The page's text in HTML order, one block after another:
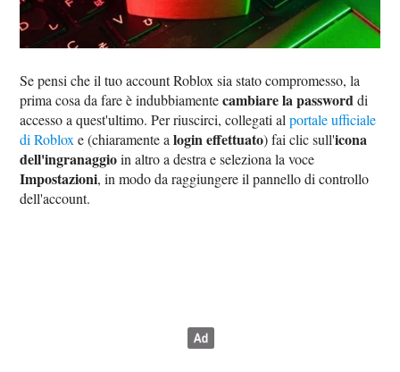
Se pensi che il tuo account Roblox sia stato compromesso, la
prima cosa da fare è indubbiamentecambiare la passworddi
accesso a quest'ultimo. Per riuscirci, collegati alportale ufficiale
di Robloxe (chiaramente alogin effettuato) fai clic sull'icona
dell'ingranaggioin altro a destra e seleziona la voce
Impostazioni, in modo da raggiungere il pannello di controllo
dell'account.